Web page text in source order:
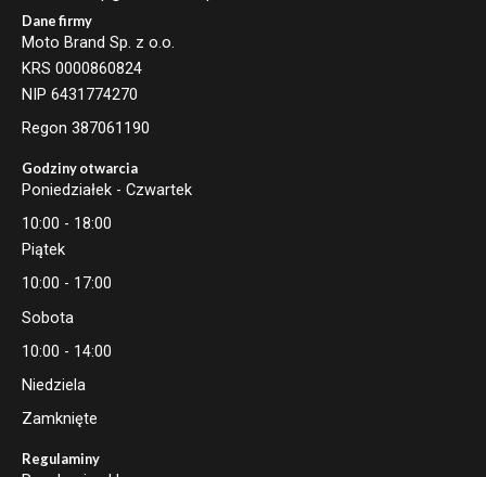
Dane firmy
Moto Brand Sp. z o.o.
KRS 0000860824
NIP 6431774270
Regon 387061190
Godziny otwarcia
Poniedziałek - Czwartek
10:00 - 18:00
Piątek
10:00 - 17:00
Sobota
10:00 - 14:00
Niedziela
Zamknięte
Regulaminy